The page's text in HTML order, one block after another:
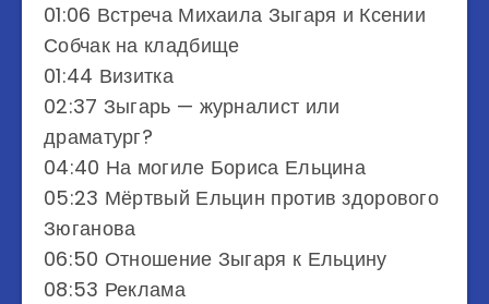
01:06 Встреча Михаила Зыгаря и Ксении
Собчак на кладбище
01:44 Визитка
02:37 Зыгарь — журналист или
драматург?
04:40 На могиле Бориса Ельцина
05:23 Мёртвый Ельцин против здорового
Зюганова
06:50 Отношение Зыгаря к Ельцину
08:53 Реклама